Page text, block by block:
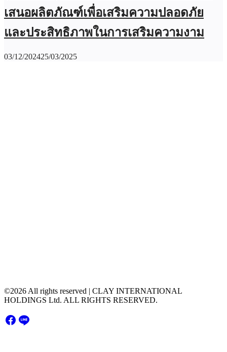
เสนอผลิตภัณฑ์เพื่อเสริมความปลอดภัย
และประสิทธิภาพในการเสริมความงาม
03/12/202425/03/2025
©2026 All rights reserved | CLAY INTERNATIONAL
HOLDINGS Ltd. ALL RIGHTS RESERVED.